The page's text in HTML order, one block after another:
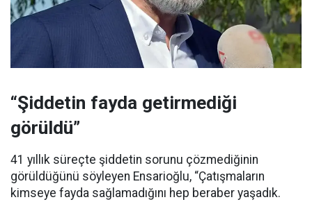
“Şiddetin fayda getirmediği
görüldü”
41 yıllık süreçte şiddetin sorunu çözmediğinin
görüldüğünü söyleyen Ensarioğlu, “Çatışmaların
kimseye fayda sağlamadığını hep beraber yaşadık.